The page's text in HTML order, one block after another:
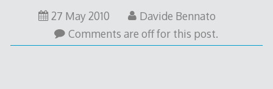
27 May 2010
May
Davide Bennato
Comments are off for this post.